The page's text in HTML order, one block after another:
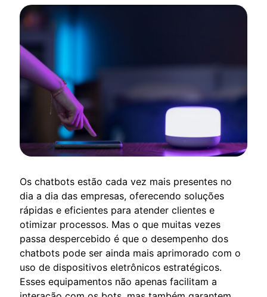
Os chatbots estão cada vez mais presentes no
dia a dia das empresas, oferecendo soluções
rápidas e eficientes para atender clientes e
otimizar processos. Mas o que muitas vezes
passa despercebido é que o desempenho dos
chatbots pode ser ainda mais aprimorado com o
uso de dispositivos eletrônicos estratégicos.
Esses equipamentos não apenas facilitam a